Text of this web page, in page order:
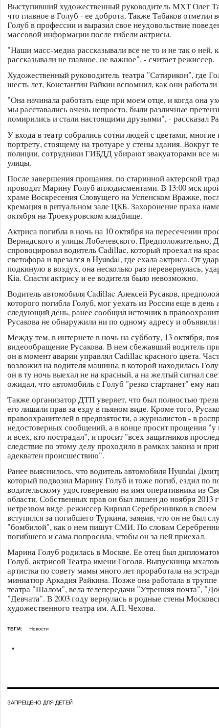
Выступивший художественный руководитель МХТ Олег
что главное в Голуб - ее доброта. Также Табаков отметил
Голуб в профессии и выразил свое неудовольствие
массовой информации после гибели актрисы.
"Наши масс-медиа рассказывали все не то и не так о ней,
рассказывали не главное, не важное", - считает режиссер.
Художественный руководитель театра "Сатирикон", где
шесть лет, Константин Райкин вспомнил, как они работали
"Она начинала работать еще при моем отце, и когда она
мы расставались очень непросто, были различные
помирились и стали настоящими друзьями", - рассказал
У входа в театр собрались сотни людей с цветами, многие
портрету, стоящему на тротуаре у стены здания. Вокруг
полиции, сотрудники ГИБДД убирают эвакуаторами все
улицы.
После завершения прощания, по старинной актерской
проводят Марину Голуб аплодисментами. В 13:00 мск
храме Воскресения Словущего на Успенском Вражке,
кремация в ритуальном зале ЦКБ. Захоронение праха
октября на Троекуровском кладбище.
Актриса погибла в ночь на 10 октября на пересечении
Вернадского и улицы Лобачевского. Предположительно,
спровоцировал водитель Cadillac, который проехал на
светофора и врезался в Hyundai, где ехала актриса. От
подкинуло в воздух, она несколько раз перевернулась,
Kia. Спасти актрису и ее водителя было невозможно.
Водитель автомобиля Cadillac Алексей Русаков,
которого погибла Голуб, мог уехать из России еще в день
следующий день, ранее сообщил источник в
Русакова не обнаружили ни по одному адресу и объявили
Между тем, в интернете в ночь на субботу, 13 октября,
видеообращение Русакова. В нем сбежавший водитель
он в момент аварии управлял Cadillac красного цвета.
возложил на водителя машины, в которой находилась
он в ту ночь выехал не на красный, а на желтый сигнал
ожидал, что автомобиль с Голуб "резко стартанет" ему
Также организатор ДТП уверяет, что был полностью
его лишали прав за езду в пьяном виде. Кроме того,
правоохранителей в предвзятости, а журналистов - в
недостоверных сообщений, а в конце просит прощения "у
и всех, кто пострадал", и просит "всех защитников
следствие по этому делу проходило в рамках закона и
адекватен происшествию".
Ранее выяснилось, что водитель автомобиля Hyundai
который подвозил Марину Голуб и тоже погиб, ездил по
водительскому удостоверению на имя оперативника из
области. Собственных прав он был лишен до ноября 2013
нетрезвом виде. режиссер Кирилл Серебренников в своем
вступился за погибшего Туркина, заявив, что он не был
"бомбилой", как о нем пишут СМИ. По словам
погибшего и сама попросила, чтобы он за ней приехал.
Марина Голуб родилась в Москве. Ее отец был
Голуб, актрисой Театра имени Гоголя. Выпускница
артистка по совету мамы много лет проработала на
миниатюр Аркадия Райкина. Позже она работала в
театра "Шалом", вела телепередачи "Утренняя почта",
"Девчата". В 2003 году вернулась в родные стены
художественного театра им. А.П. Чехова.
ТЕГИ: Новости
ЗАПРЕЩЕНО ДЛЯ ДЕТЕЙ